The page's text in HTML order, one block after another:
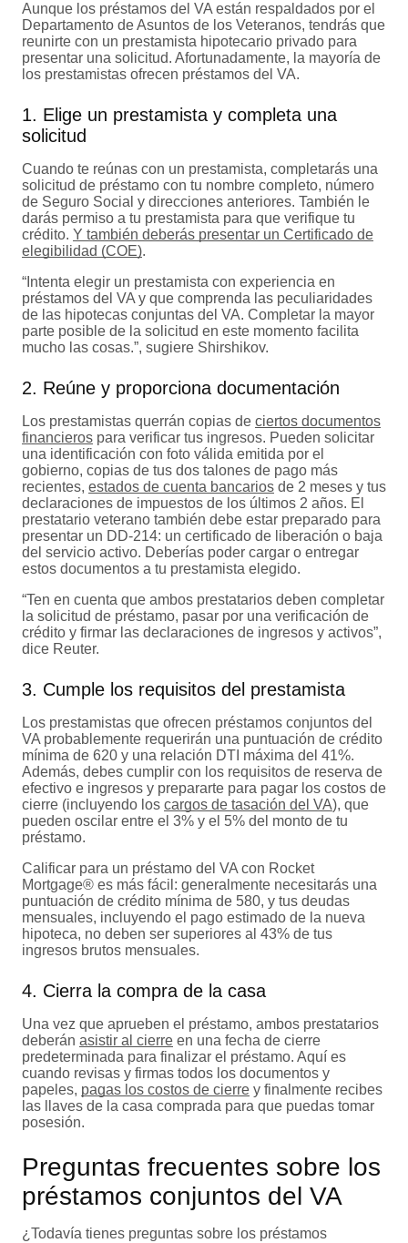
Aunque los préstamos del VA están respaldados por el
Departamento de Asuntos de los Veteranos, tendrás que
reunirte con un prestamista hipotecario privado para
presentar una solicitud. Afortunadamente, la mayoría de
los prestamistas ofrecen préstamos del VA.
1. Elige un prestamista y completa una
solicitud
Cuando te reúnas con un prestamista, completarás una
solicitud de préstamo con tu nombre completo, número
de Seguro Social y direcciones anteriores. También le
darás permiso a tu prestamista para que verifique tu
crédito. Y también deberás presentar un Certificado de
elegibilidad (COE).
“Intenta elegir un prestamista con experiencia en
préstamos del VA y que comprenda las peculiaridades
de las hipotecas conjuntas del VA. Completar la mayor
parte posible de la solicitud en este momento facilita
mucho las cosas.”, sugiere Shirshikov.
2. Reúne y proporciona documentación
Los prestamistas querrán copias de ciertos documentos
financieros para verificar tus ingresos. Pueden solicitar
una identificación con foto válida emitida por el
gobierno, copias de tus dos talones de pago más
recientes, estados de cuenta bancarios de 2 meses y tus
declaraciones de impuestos de los últimos 2 años. El
prestatario veterano también debe estar preparado para
presentar un DD-214: un certificado de liberación o baja
del servicio activo. Deberías poder cargar o entregar
estos documentos a tu prestamista elegido.
“Ten en cuenta que ambos prestatarios deben completar
la solicitud de préstamo, pasar por una verificación de
crédito y firmar las declaraciones de ingresos y activos”,
dice Reuter.
3. Cumple los requisitos del prestamista
Los prestamistas que ofrecen préstamos conjuntos del
VA probablemente requerirán una puntuación de crédito
mínima de 620 y una relación DTI máxima del 41%.
Además, debes cumplir con los requisitos de reserva de
efectivo e ingresos y prepararte para pagar los costos de
cierre (incluyendo los cargos de tasación del VA), que
pueden oscilar entre el 3% y el 5% del monto de tu
préstamo.
Calificar para un préstamo del VA con Rocket
Mortgage® es más fácil: generalmente necesitarás una
puntuación de crédito mínima de 580, y tus deudas
mensuales, incluyendo el pago estimado de la nueva
hipoteca, no deben ser superiores al 43% de tus
ingresos brutos mensuales.
4. Cierra la compra de la casa
Una vez que aprueben el préstamo, ambos prestatarios
deberán asistir al cierre en una fecha de cierre
predeterminada para finalizar el préstamo. Aquí es
cuando revisas y firmas todos los documentos y
papeles, pagas los costos de cierre y finalmente recibes
las llaves de la casa comprada para que puedas tomar
posesión.
Preguntas frecuentes sobre los
préstamos conjuntos del VA
¿Todavía tienes preguntas sobre los préstamos